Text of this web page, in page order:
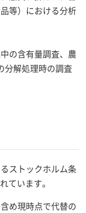
等）における分析
の含有量調査、農
分解処理時の調査
ストックホルム条
ています。
め現時点で代替の